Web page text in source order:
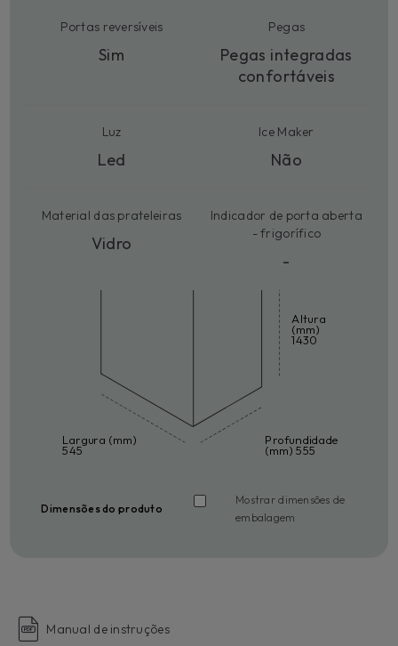
Portas reversíveis
Sim
Pegas
Pegas integradas
confortáveis
Luz
Led
Ice Maker
Não
Material das prateleiras
Vidro
Indicador de porta aberta
- frigorífico
-
Altura
(mm)
1430
Profundidade
(mm) 555
Largura (mm)
545
Dimensões do produto
Mostrar dimensões de
embalagem
Manual de instruções